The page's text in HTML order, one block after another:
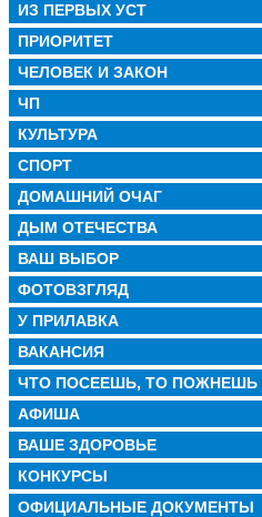
ИЗ ПЕРВЫХ УСТ
ПРИОРИТЕТ
ЧЕЛОВЕК И ЗАКОН
ЧП
КУЛЬТУРА
СПОРТ
ДОМАШНИЙ ОЧАГ
ДЫМ ОТЕЧЕСТВА
ВАШ ВЫБОР
ФОТОВЗГЛЯД
У ПРИЛАВКА
ВАКАНСИЯ
ЧТО ПОСЕЕШЬ, ТО ПОЖНЕШЬ
АФИША
ВАШЕ ЗДОРОВЬЕ
КОНКУРСЫ
ОФИЦИАЛЬНЫЕ ДОКУМЕНТЫ